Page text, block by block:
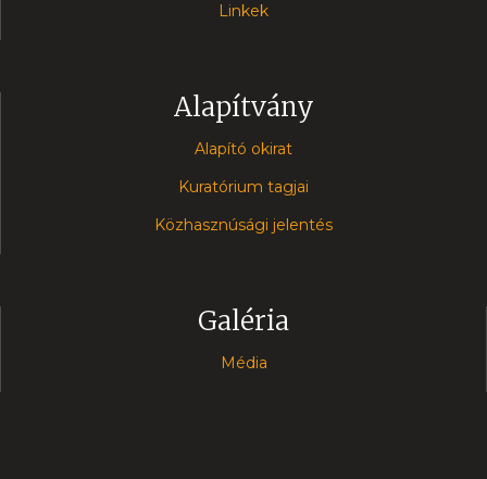
Linkek
Alapítvány
Alapító okirat
Kuratórium tagjai
Közhasznúsági jelentés
Galéria
Média